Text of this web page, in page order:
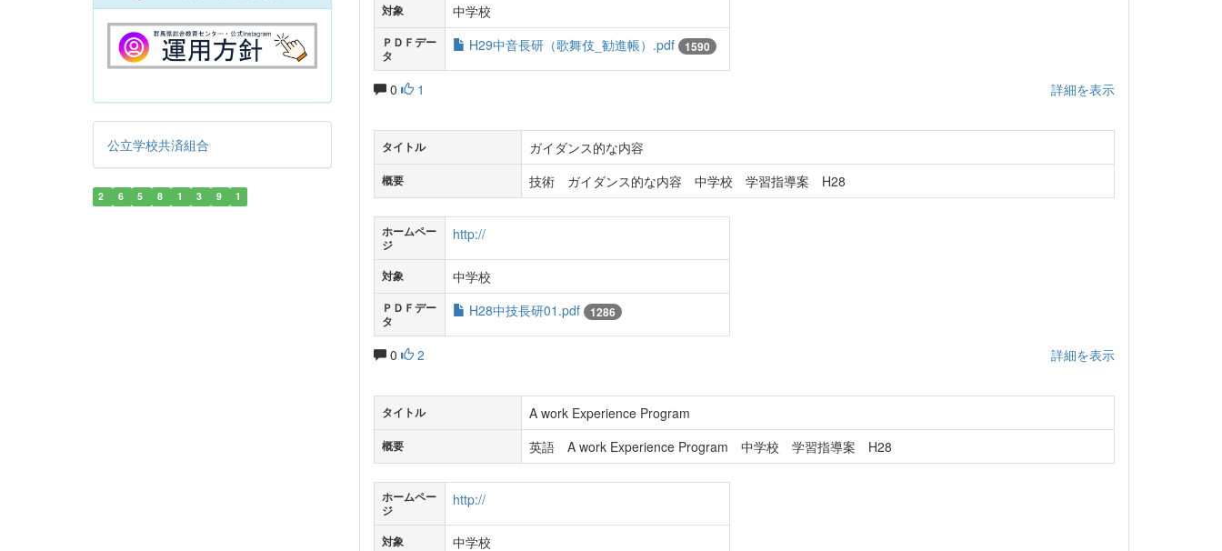
対象 中学校
ＰＤＦデー
タ
H29中音長研（歌舞伎_勧進帳）.pdf 1590
0 1 詳細を表示
タイトル ガイダンス的な内容
概要 技術 ガイダンス的な内容 中学校 学習指導案 H28
ホームペー
ジ
http://
対象 中学校
ＰＤＦデー
タ
H28中技長研01.pdf 1286
0 2 詳細を表示
タイトル A work Experience Program
概要 英語 A work Experience Program 中学校 学習指導案 H28
ホームペー
ジ
http://
対象 中学校
公立学校共済組合
2 6 5 8 1 3 9 1